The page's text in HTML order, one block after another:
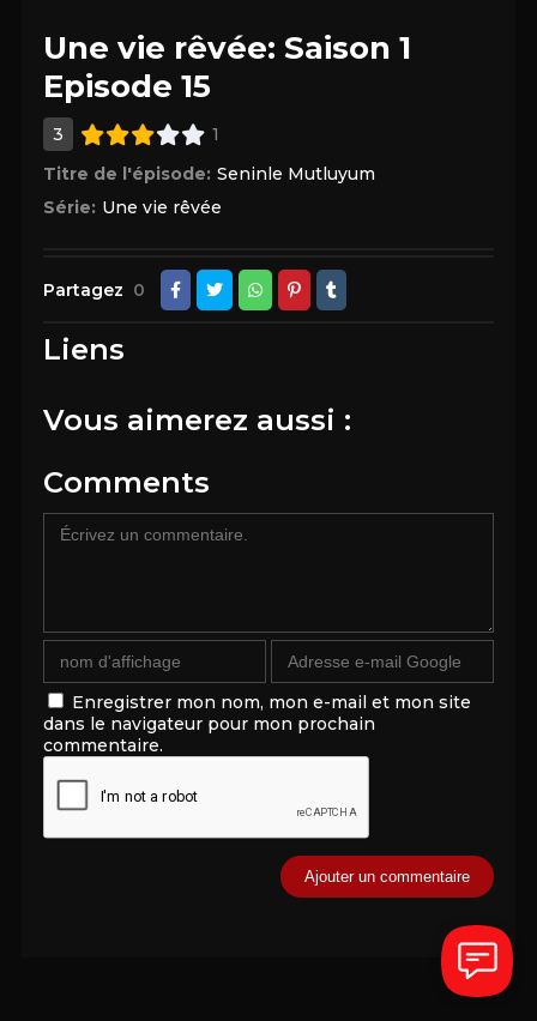
Une vie rêvée: Saison 1
Episode 15
3
1
Titre de l'épisode: Seninle Mutluyum
Série: Une vie rêvée
Partagez 0
Liens
Vous aimerez aussi :
Comments
Enregistrer mon nom, mon e-mail et mon site
dans le navigateur pour mon prochain
commentaire.